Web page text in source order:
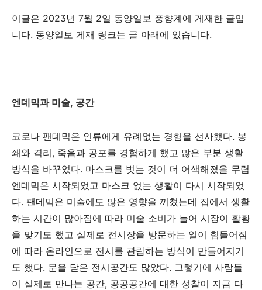
이글은 2023년 7월 2일 동양일보 풍향계에 게재한 글입
니다. 동양일보 게재 링크는 글 아래에 있습니다.
엔데믹과 미술, 공간
코로나 팬데믹은 인류에게 유례없는 경험을 선사했다. 봉
쇄와 격리, 죽음과 공포를 경험하게 했고 많은 부분 생활
방식을 바꾸었다. 마스크를 벗는 것이 더 어색해졌을 무렵
엔데믹은 시작되었고 마스크 없는 생활이 다시 시작되었
다. 팬데믹은 미술에도 많은 영향을 끼쳤는데 집에서 생활
하는 시간이 많아짐에 따라 미술 소비가 늘어 시장이 활황
을 맞기도 했고 실제로 전시장을 방문하는 일이 힘들어짐
에 따라 온라인으로 전시를 관람하는 방식이 만들어지기
도 했다. 문을 닫은 전시공간도 많았다. 그렇기에 사람들
이 실제로 만나는 공간, 공공공간에 대한 성찰이 지금 다